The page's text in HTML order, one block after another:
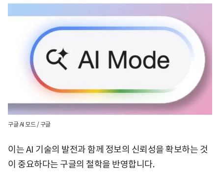
구글 AI 모드 / 구글
이는 AI 기술의 발전과 함께 정보의 신뢰성을 확보하는 것
이 중요하다는 구글의 철학을 반영합니다.